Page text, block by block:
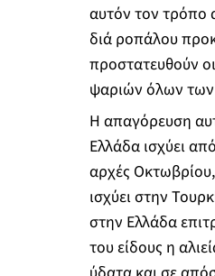
αυτόν τον τρόπο
διά ροπάλου
προστατευθούν
ψαριών όλων
Η απαγόρευση
Ελλάδα ισχύει
αρχές
ισχύει στην
στην Ελλάδα
του είδους η